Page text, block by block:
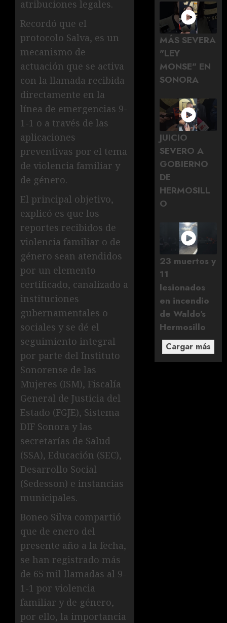
atribuciones legales.
Recordó que el
protocolo Salva, es un
mecanismo de
actuación que se activa
con la llamada recibida
directamente en la
línea de emergencias 9-
1-1 o a través de las
aplicaciones
preventivas por el tema
de violencia familiar y
de género.
El principal objetivo,
explicó es que los
reportes recibidos de
violencia familiar o de
género sean atendidos
por un elemento
certificado, canalizado a
instituciones
gubernamentales o
sociales y se dé el
seguimiento integral
por parte del Instituto
Sonorense de las
Mujeres (ISM), Fiscalía
General de Justicia del
Estado (FGJE), Sistema
DIF Sonora y las
secretarías de Salud
(SSA), Educación (SEC),
Desarrollo Social
(Sedesson) e instancias
municipales.
Boneo Silva compartió
que de enero del
presente año a la fecha,
se han registrado más
de 65 mil llamadas al 9-
1-1 por violencia
familiar y de género,
por ello, la importancia
MÁS SEVERA
"LEY
MONSE" EN
SONORA
JUICIO
SEVERO A
GOBIERNO
DE
HERMOSILL
O
23 muertos y
11
lesionados
en incendio
de Waldo's
Hermosillo
Cargar más